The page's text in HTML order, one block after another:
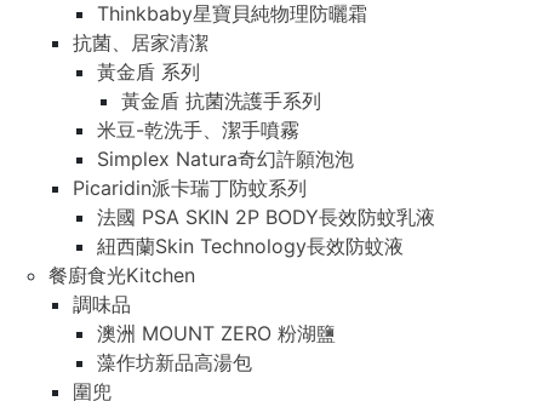
Thinkbaby星寶貝純物理防曬霜
抗菌、居家清潔
黃金盾 系列
黃金盾 抗菌洗護手系列
米豆-乾洗手、潔手噴霧
Simplex Natura奇幻許願泡泡
Picaridin派卡瑞丁防蚊系列
法國 PSA SKIN 2P BODY長效防蚊乳液
紐西蘭Skin Technology長效防蚊液
餐廚食光Kitchen
調味品
澳洲 MOUNT ZERO 粉湖鹽
藻作坊新品高湯包
圍兜